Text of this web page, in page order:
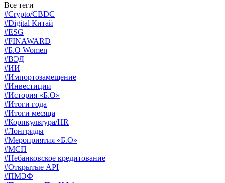
Все теги
#Crypto/CBDC
#Digital Китай
#ESG
#FINAWARD
#Б.О Women
#ВЭД
#ИИ
#Импортозамещение
#Инвестиции
#История «Б.О»
#Итоги года
#Итоги месяца
#Корпкультура/HR
#Лонгриды
#Мероприятия «Б.О»
#МСП
#Небанковское кредитование
#Открытые API
#ПМЭФ